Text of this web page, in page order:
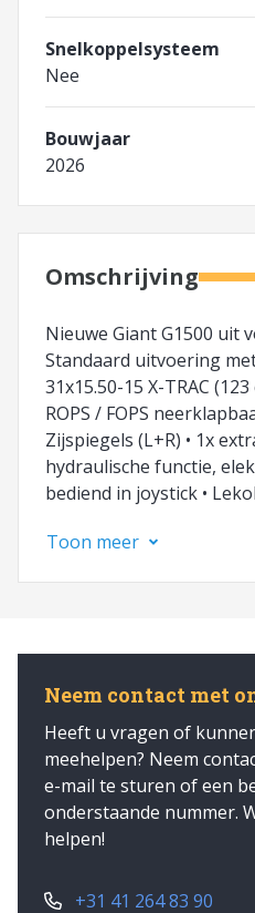
Snelkoppelsysteem
Nee
Bouwjaar
2026
Omschrijving
Nieuwe Giant G1500 uit
Standaard uitvoering
31x15.50-15 X-TRAC
ROPS / FOPS
Zijspiegels (L+R) • 1x
hydraulische functie,
bediend in joystick •
Wegspecificatie NL •
extra werklamp achter
Tevens elk type
zoek naar een ander
Giant dealer! Neem
Toon meer
Neem contact met
Heeft u vragen of
meehelpen? Neem
e-mail te sturen of een
onderstaande nummer.
helpen!
+31 41 264 83 90